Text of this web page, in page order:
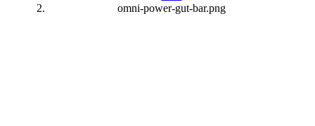
omni-power-gut-bar.png